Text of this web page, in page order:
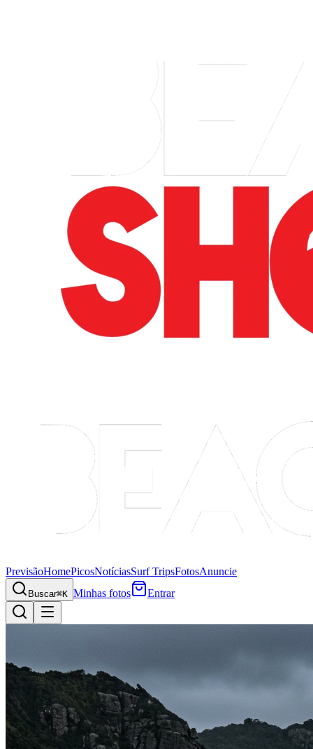
PrevisãoHomePicosNotíciasSurf TripsFotosAnuncie
Buscar⌘K Minhas fotos Entrar